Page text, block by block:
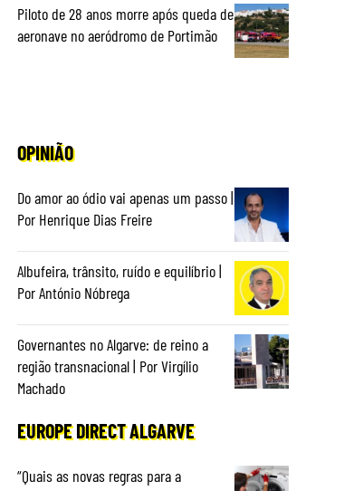
Piloto de 28 anos morre após queda de
aeronave no aeródromo de Portimão
OPINIÃO
Do amor ao ódio vai apenas um passo |
Por Henrique Dias Freire
Albufeira, trânsito, ruído e equilíbrio |
Por António Nóbrega
Governantes no Algarve: de reino a
região transnacional | Por Virgílio
Machado
EUROPE DIRECT ALGARVE
“Quais as novas regras para a